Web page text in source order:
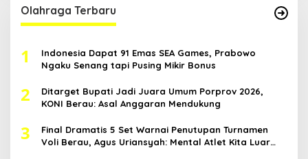
Olahraga Terbaru
1
Indonesia Dapat 91 Emas SEA Games, Prabowo
Ngaku Senang tapi Pusing Mikir Bonus
2
Ditarget Bupati Jadi Juara Umum Porprov 2026,
KONI Berau: Asal Anggaran Mendukung
3
Final Dramatis 5 Set Warnai Penutupan Turnamen
Voli Berau, Agus Uriansyah: Mental Atlet Kita Luar